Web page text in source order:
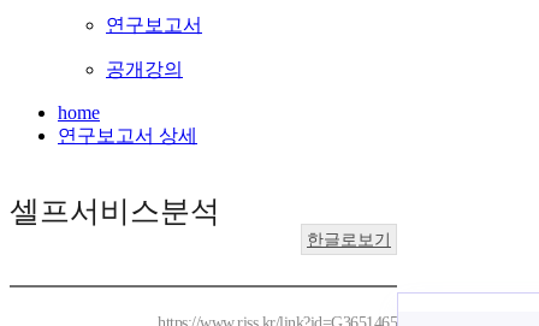
연구보고서
공개강의
home
연구보고서 상세
셀프서비스분석
한글로보기